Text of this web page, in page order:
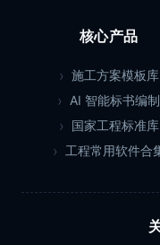
核心产品
施工方案模板库
AI 智能标书编制
国家工程标准库
工程常用软件合